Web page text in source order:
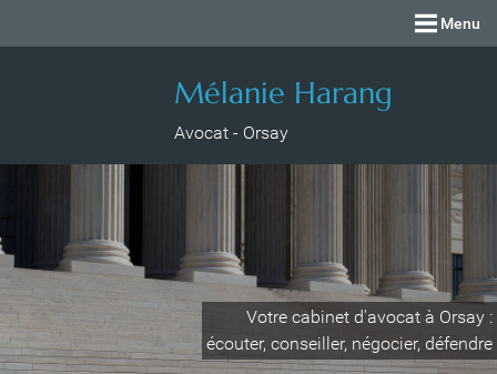
Menu
Mélanie Harang
Avocat - Orsay
Votre cabinet d'avocat à Orsay :
écouter, conseiller, négocier, défendre